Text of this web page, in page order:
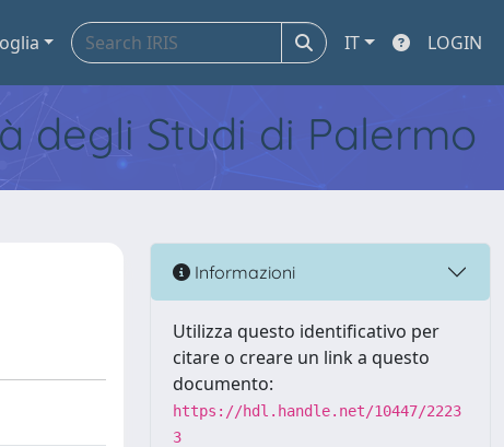
IT LOGIN
degli Studi di Palermo
Informazioni
Utilizza questo identificativo per
citare o creare un link a questo
documento:
https://hdl.handle.net/10447/2223
3